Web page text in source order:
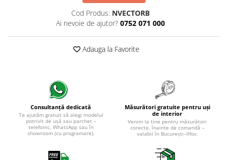
Cod Produs: NVECTORB
Ai nevoie de ajutor? 0752 071 000
Adauga la Favorite
Consultanță dedicată
Te ajutăm gratuit să alegi modelul
potrivit de ușă sau parchet –
telefonic, WhatsApp sau în
showroom (cu programare).
Măsurători gratuite pentru uși
de interior
Venim la tine pentru măsurători
corecte, înainte de comandă –
valabil în București–Ilfov.